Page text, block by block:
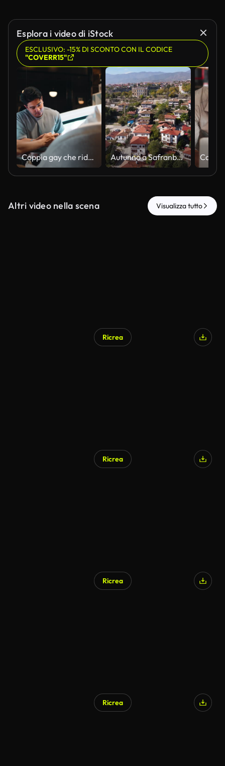
Esplora i video di iStock
ESCLUSIVO: -15% DI SCONTO CON IL CODICE
"COVERR15"
Coppia gay che ride e chiacchiera mentre guarda uno smartphone in un caffè Autunno a Safranbolu
Altri video nella scena Visualizza tutto
Ricrea
Ricrea
Ricrea
Ricrea